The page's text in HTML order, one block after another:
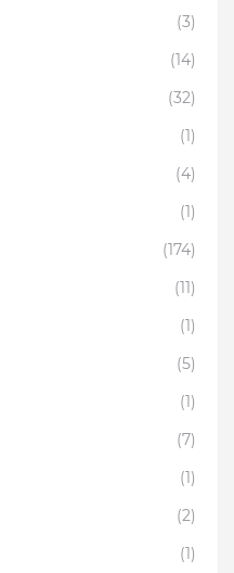
(3)
(14)
(32)
(1)
(4)
(1)
(174)
(11)
(1)
(5)
(1)
(7)
(1)
(2)
(1)